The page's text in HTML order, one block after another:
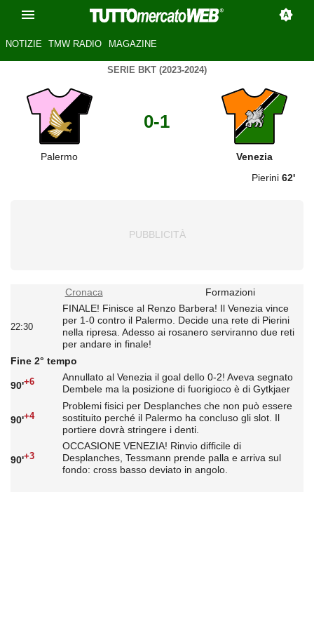
NOTIZIE TMW RADIO MAGAZINE
SERIE BKT (2023-2024)
Palermo
0-1
Venezia
Pierini 62'
Cronaca Formazioni
22:30
FINALE! Finisce al Renzo Barbera! Il Venezia vince
per 1-0 contro il Palermo. Decide una rete di Pierini
nella ripresa. Adesso ai rosanero serviranno due reti
per andare in finale!
Fine 2° tempo
90'+6
Annullato al Venezia il goal dello 0-2! Aveva segnato
Dembele ma la posizione di fuorigioco è di Gytkjaer
90'+4
Problemi fisici per Desplanches che non può essere
sostituito perché il Palermo ha concluso gli slot. Il
portiere dovrà stringere i denti.
90'+3
OCCASIONE VENEZIA! Rinvio difficile di
Desplanches, Tessmann prende palla e arriva sul
fondo: cross basso deviato in angolo.